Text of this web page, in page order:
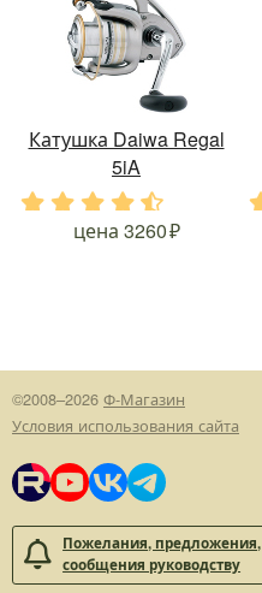
Катушка Daiwa Regal
5iA
. . .
цена 3260
©2008–2026 Ф-Магазин
Условия использования сайта
Пожелания, предложения,
сообщения руководству